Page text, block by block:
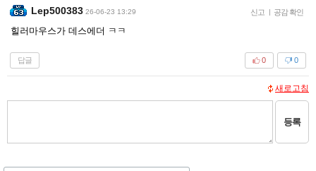
Lep500383 26-06-23 13:29 신고 | 공감 확인
힐러마우스가 데스에더 ㅋㅋ
답글 0
0
새로고침
등록